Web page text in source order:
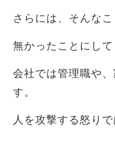
さらには、そんな
無かったことにし
会社では管理職や
す。
人を攻撃する怒り